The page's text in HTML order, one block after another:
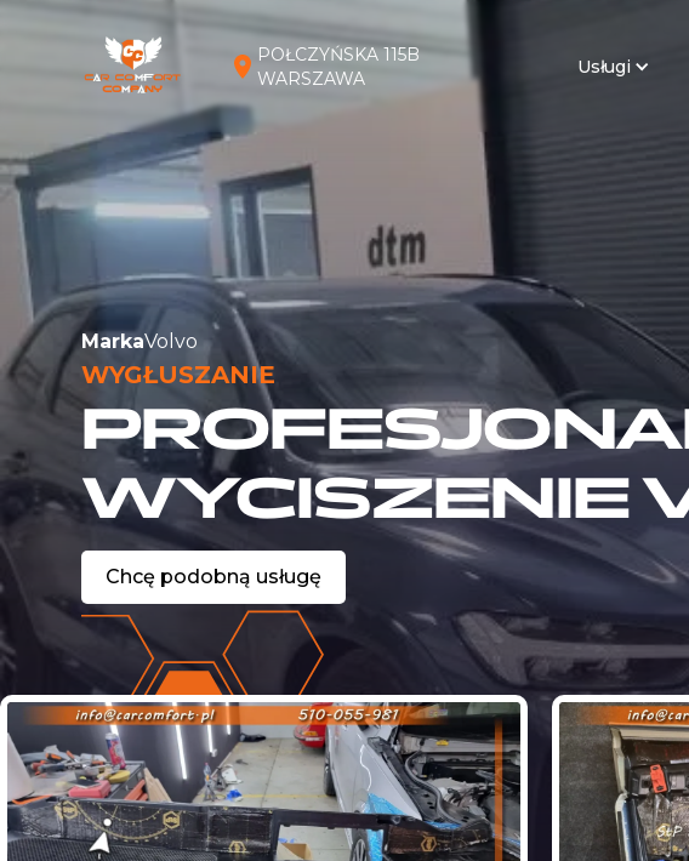
POŁCZYŃSKA 115B
WARSZAWA
Usługi
MarkaVolvo
WYGŁUSZANIE
WYCISZENIE
Chcę podobną usługę